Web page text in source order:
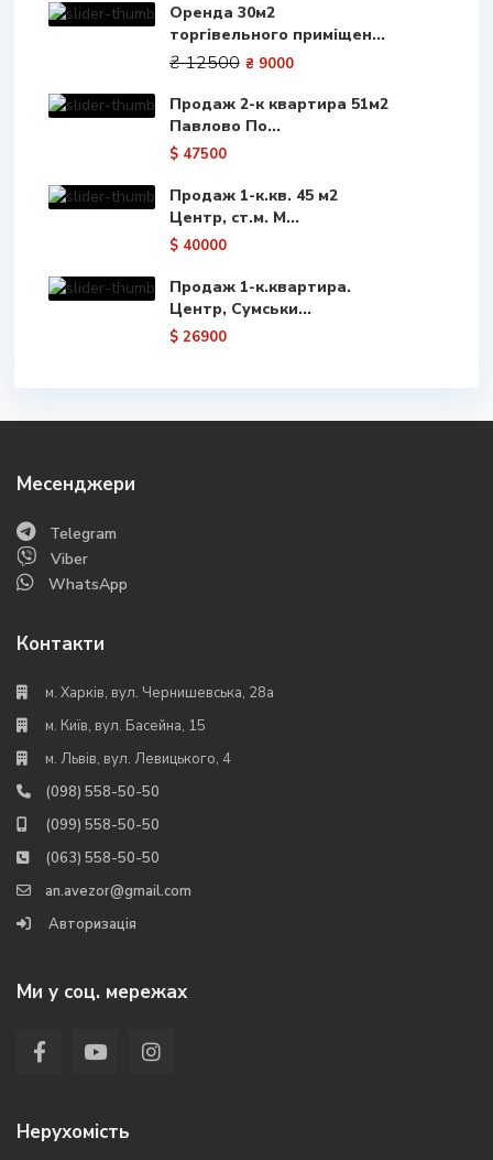
Оренда 30м2
торгівельного приміщен...
₴ 12500 ₴ 9000
Продаж 2-к квартира 51м2
Павлово По...
$ 47500
Продаж 1-к.кв. 45 м2
Центр, ст.м. М...
$ 40000
Продаж 1-к.квартира.
Центр, Сумськи...
$ 26900
Месенджери
Telegram
Viber
WhatsApp
Контакти
м. Харків, вул. Чернишевська, 28а
м. Київ, вул. Басейна, 15
м. Львів, вул. Левицького, 4
(098) 558-50-50
(099) 558-50-50
(063) 558-50-50
an.avezor@gmail.com
Авторизація
Ми у соц. мережах
Нерухомість